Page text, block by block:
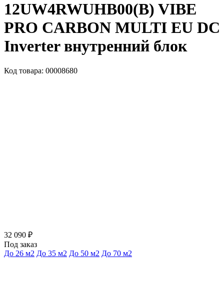
12UW4RWUHB00(B) VIBE
PRO CARBON MULTI EU DC
Inverter внутренний блок
Код товара: 00008680
32 090 ₽
Под заказ
До 26 м2 До 35 м2 До 50 м2 До 70 м2